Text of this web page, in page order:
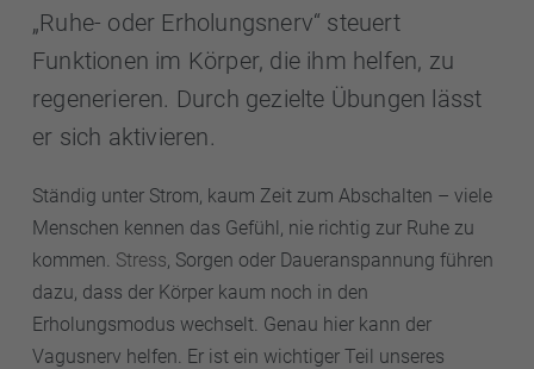
„Ruhe- oder Erholungsnerv“ steuert
Funktionen im Körper, die ihm helfen, zu
regenerieren. Durch gezielte Übungen lässt
er sich aktivieren.
Ständig unter Strom, kaum Zeit zum Abschalten – viele
Menschen kennen das Gefühl, nie richtig zur Ruhe zu
kommen. Stress, Sorgen oder Daueranspannung führen
dazu, dass der Körper kaum noch in den
Erholungsmodus wechselt. Genau hier kann der
Vagusnerv helfen. Er ist ein wichtiger Teil unseres